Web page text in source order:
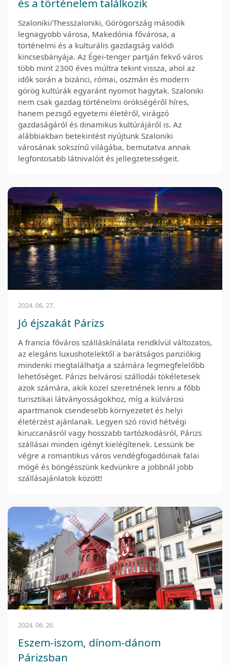
és a történelem találkozik
Szaloniki/Thesszaloniki, Görögország második
legnagyobb városa, Makedónia fővárosa, a
történelmi és a kulturális gazdagság valódi
kincsesbányája. Az Égei-tenger partján fekvő város
több mint 2300 éves múltra tekint vissza, ahol az
idők során a bizánci, római, oszmán és modern
görög kultúrák egyaránt nyomot hagytak. Szaloniki
nem csak gazdag történelmi örökségéről híres,
hanem pezsgő egyetemi életéről, virágzó
gazdaságáról és dinamikus kultúrájáról is. Az
alábbiakban betekintést nyújtunk Szaloniki
városának sokszínű világába, bemutatva annak
legfontosabb látnivalóit és jellegzetességeit.
2024. 06. 27.
Jó éjszakát Párizs
A francia főváros szálláskínálata rendkívül változatos,
az elegáns luxushotelektől a barátságos panziókig
mindenki megtalálhatja a számára legmegfelelőbb
lehetőséget. Párizs belvárosi szállodái tökéletesek
azok számára, akik közel szeretnének lenni a főbb
turisztikai látványosságokhoz, míg a külvárosi
apartmanok csendesebb környezetet és helyi
életérzést ajánlanak. Legyen szó rövid hétvégi
kiruccanásról vagy hosszabb tartózkodásról, Párizs
szállásai minden igényt kielégítenek. Lessünk be
végre a romantikus város vendégfogadóinak falai
mögé és böngésszünk kedvünkre a jobbnál jobb
szállásajánlatok között!
2024. 06. 26.
Eszem-iszom, dínom-dánom
Párizsban